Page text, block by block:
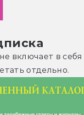
включает в себя
отдельно.